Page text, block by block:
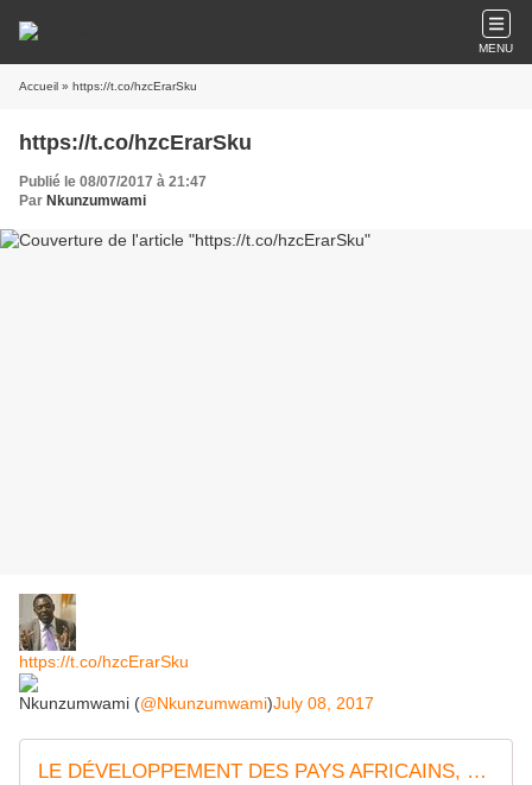
MENU
Accueil » https://t.co/hzcErarSku
https://t.co/hzcErarSku
Publié le 08/07/2017 à 21:47
Par Nkunzumwami
https://t.co/hzcErarSku
Nkunzumwami (@Nkunzumwami)July 08, 2017
LE DÉVELOPPEMENT DES PAYS AFRICAINS, C'EST MAINTENANT ! Après plus de 56 ans...